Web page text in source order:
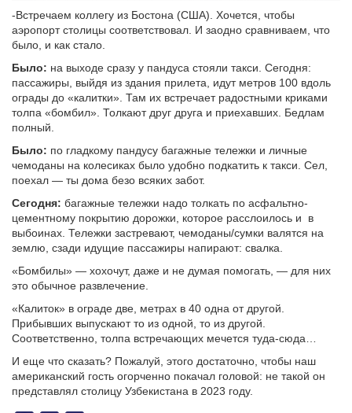
-Встречаем коллегу из Бостона (США). Хочется, чтобы
аэропорт столицы соответствовал. И заодно сравниваем, что
было, и как стало.
Было: на выходе сразу у пандуса стояли такси. Сегодня:
пассажиры, выйдя из здания прилета, идут метров 100 вдоль
ограды до «калитки». Там их встречает радостными криками
толпа «бомбил». Толкают друг друга и приехавших. Бедлам
полный.
Было: по гладкому пандусу багажные тележки и личные
чемоданы на колесиках было удобно подкатить к такси. Сел,
поехал — ты дома безо всяких забот.
Сегодня: багажные тележки надо толкать по асфальтно-
цементному покрытию дорожки, которое расслоилось и в
выбоинах. Тележки застревают, чемоданы/сумки валятся на
землю, сзади идущие пассажиры напирают: свалка.
«Бомбилы» — хохочут, даже и не думая помогать, — для них
это обычное развлечение.
«Калиток» в ограде две, метрах в 40 одна от другой.
Прибывших выпускают то из одной, то из другой.
Соответственно, толпа встречающих мечется туда-сюда…
И еще что сказать? Пожалуй, этого достаточно, чтобы наш
американский гость огорченно покачал головой: не такой он
представлял столицу Узбекистана в 2023 году.